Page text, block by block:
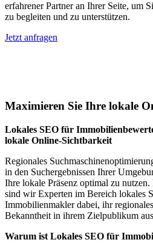
erfahrener Partner an Ihrer Seite, um
zu begleiten und zu unterstützen.
Jetzt anfragen
Maximieren Sie Ihre lokale
Lokales SEO für
lokale Online-Sichtbarkeit
Regionales
in den Suchergebnissen Ihrer
Ihre lokale Präsenz optimal zu
sind wir Experten im Bereich lokales
Immobilienmakler dabei, ihr
Bekanntheit in ihrem Zielpublikum
Warum ist Lokales SEO für